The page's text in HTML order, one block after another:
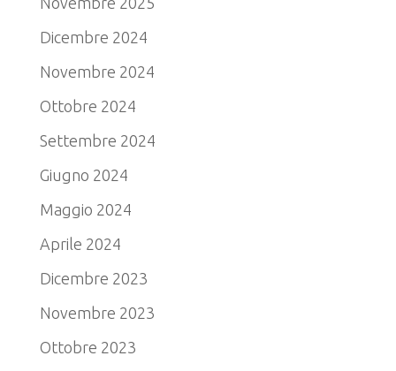
Dicembre 2024
Novembre 2024
Ottobre 2024
Settembre 2024
Giugno 2024
Maggio 2024
Aprile 2024
Dicembre 2023
Novembre 2023
Ottobre 2023